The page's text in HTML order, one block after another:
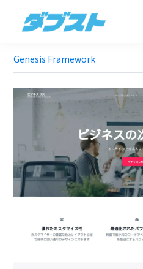
ブ
ス
ト
本
ス
ル
ビ
ジ
Genesis Framework